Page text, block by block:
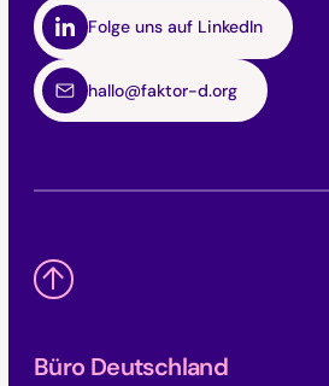
Folge uns auf LinkedIn
hallo@faktor-d.org
Büro Deutschland